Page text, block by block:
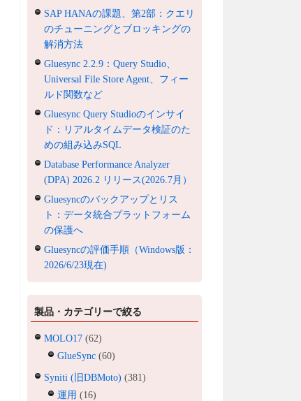
SAP HANAの課題、第2部：クエリ
のチューニングとブロッキングの
解消方法
Gluesync 2.2.9：Query Studio、
Universal File Store Agent、フィー
ルド関数など
Gluesync Query Studioのインサイ
ド：リアルタイムデータ検証のた
めの組み込みSQL
Database Performance Analyzer
(DPA) 2026.2 リリース(2026.7月）
Gluesyncのバックアップとリス
ト：データ統合プラットフォーム
の保護へ
Gluesyncの評価手順（Windows版：
2026/6/23現在)
製品・カテゴリーで絞る
MOLO17 (62)
GlueSync (60)
Syniti (旧DBMoto) (381)
運用 (16)